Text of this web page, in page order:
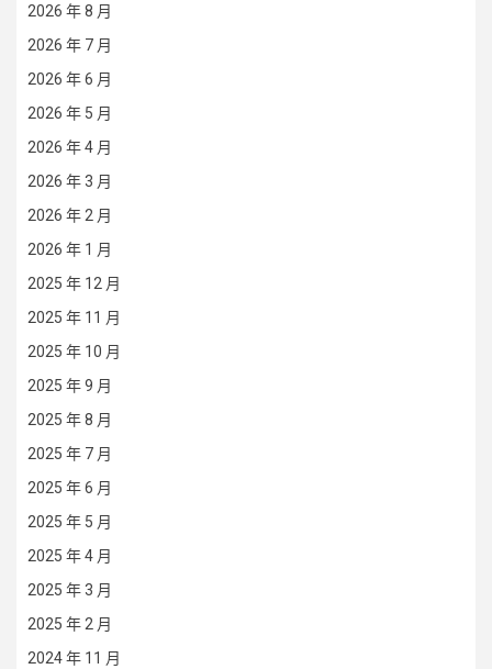
2026 年 8 月
2026 年 7 月
2026 年 6 月
2026 年 5 月
2026 年 4 月
2026 年 3 月
2026 年 2 月
2026 年 1 月
2025 年 12 月
2025 年 11 月
2025 年 10 月
2025 年 9 月
2025 年 8 月
2025 年 7 月
2025 年 6 月
2025 年 5 月
2025 年 4 月
2025 年 3 月
2025 年 2 月
2024 年 11 月